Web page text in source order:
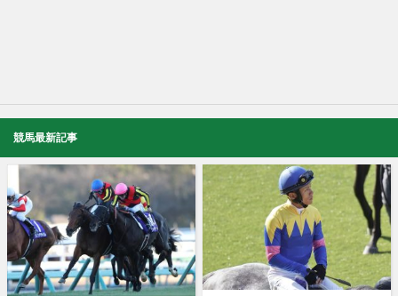
競馬最新記事